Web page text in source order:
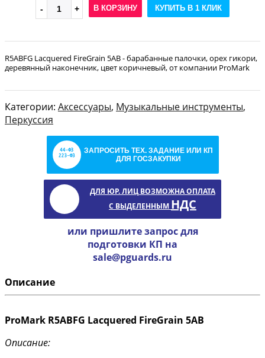
В КОРЗИНУ КУПИТЬ В 1 КЛИК
R5ABFG Lacquered FireGrain 5AB - барабанные палочки, орех гикори,
деревянный наконечник, цвет коричневый, от компании ProMark
Категории: Аксессуары, Музыкальные инструменты,
Перкуссия
ЗАПРОСИТЬ ТЕХ. ЗАДАНИЕ ИЛИ КП
ДЛЯ ГОСЗАКУПКИ
ДЛЯ ЮР. ЛИЦ ВОЗМОЖНА ОПЛАТА
С ВЫДЕЛЕННЫМ НДС
или пришлите запрос для
подготовки КП на
sale@pguards.ru
Описание
ProMark R5ABFG Lacquered FireGrain 5AB
Описание: